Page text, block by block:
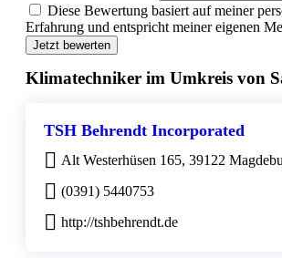
Diese Bewertung basiert auf meiner
Erfahrung und entspricht meiner eigenen
Jetzt bewerten
Klimatechniker im Umkreis von
TSH Behrendt Incorporated
Alt Westerhüsen 165, 39122
(0391) 5440753
http://tshbehrendt.de